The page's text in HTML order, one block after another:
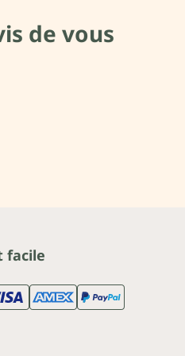
de vous
facile